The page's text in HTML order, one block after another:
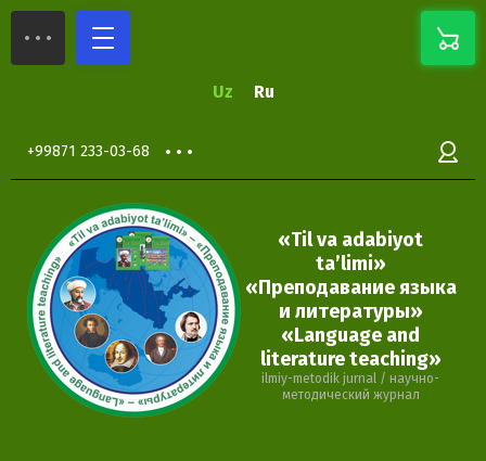
Uz Ru
+99871 233-03-68
«Til va adabiyot
ta’limi»
«Преподавание языка
и литературы»
«Language and
literature teaching»
ilmiy-metodik jurnal / научно-
методический журнал